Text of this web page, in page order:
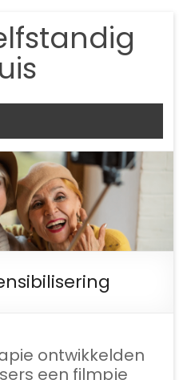
ontwikkelden
een filmpje